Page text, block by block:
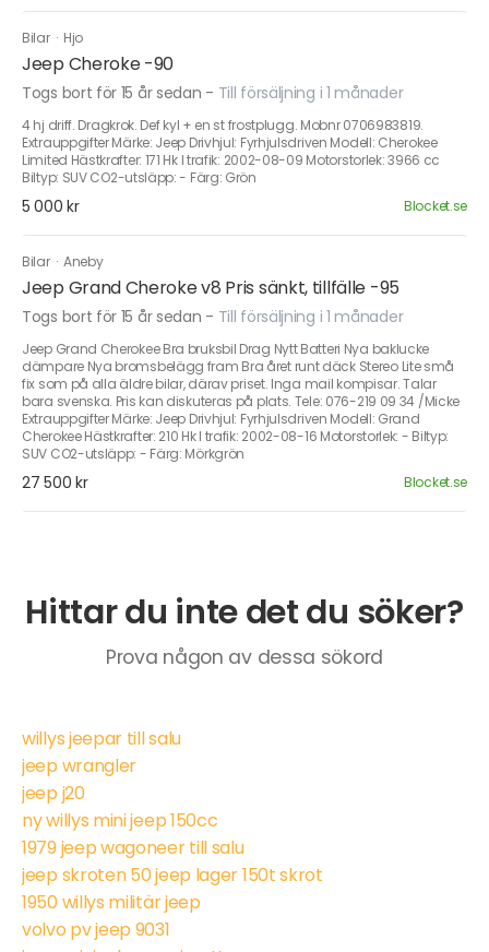
Bilar · Hjo
Jeep Cheroke -90
Togs bort för 15 år sedan - Till försäljning i 1 månader
4 hj driff. Dragkrok. Def kyl + en st frostplugg. Mobnr 0706983819.
Extrauppgifter Märke: Jeep Drivhjul: Fyrhjulsdriven Modell: Cherokee
Limited Hästkrafter: 171 Hk I trafik: 2002-08-09 Motorstorlek: 3966 cc
Biltyp: SUV CO2-utsläpp: - Färg: Grön
5 000 kr Blocket.se
Bilar ·Aneby
Jeep Grand Cheroke v8 Pris sänkt, tillfälle -95
Togs bort för 15 år sedan - Till försäljning i 1 månader
Jeep Grand Cherokee Bra bruksbil Drag Nytt Batteri Nya baklucke
dämpare Nya bromsbelägg fram Bra året runt däck Stereo Lite små
fix som på alla äldre bilar, därav priset. Inga mail kompisar. Talar
bara svenska. Pris kan diskuteras på plats. Tele: 076-219 09 34 /Micke
Extrauppgifter Märke: Jeep Drivhjul: Fyrhjulsdriven Modell: Grand
Cherokee Hästkrafter: 210 Hk I trafik: 2002-08-16 Motorstorlek: - Biltyp:
SUV CO2-utsläpp: - Färg: Mörkgrön
27 500 kr Blocket.se
Hittar du inte det du söker?
Prova någon av dessa sökord
willys jeepar till salu
jeep wrangler
jeep j20
ny willys mini jeep 150cc
1979 jeep wagoneer till salu
jeep skroten 50 jeep lager 150t skrot
1950 willys militär jeep
volvo pv jeep 9031